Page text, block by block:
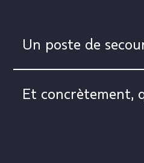
Un poste de
Et concrètement,